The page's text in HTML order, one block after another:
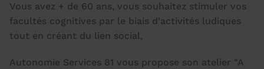
Vous avez + de 60 ans, vous souhaitez stimuler vos
facultés cognitives par le biais d'activités ludiques
tout en créant du lien social,
Autonomie Services 81 vous propose son atelier "A